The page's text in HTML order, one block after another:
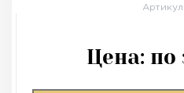
Цена: по